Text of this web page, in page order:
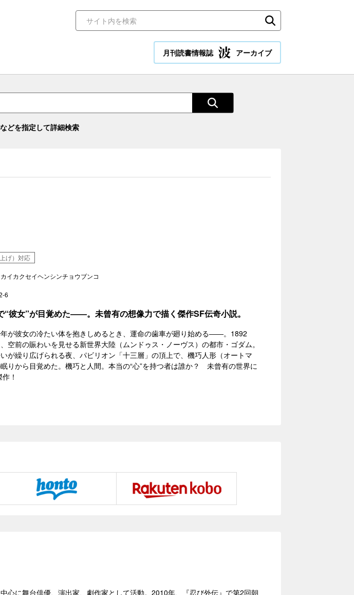
月刊読書情報誌 アーカイブ
どを指定して詳細検索
げ）対応
イカクセイヘンシンチョウブンコ
6
“彼女”が目覚めた――。未曾有の想像力で描く傑作SF伝奇小説。
年が彼女の冷たい体を抱きしめるとき、運命の歯車が廻り始める――。1892
空前の賑わいを見せる新世界大陸（ムンドゥス・ノーヴス）の都市・ゴダム。
が繰り広げられる夜、パビリオン「十三層」の頂上で、機巧人形（オートマ
りから目覚めた。機巧と人間。本当の“心”を持つ者は誰か？ 未曾有の世界に
！
心に舞台俳優、演出家、劇作家として活動。2010年、『忍び外伝』で第2回朝